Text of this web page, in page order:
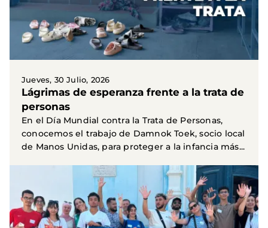
Jueves, 30 Julio, 2026
Lágrimas de esperanza frente a la trata de
personas
En el Día Mundial contra la Trata de Personas,
conocemos el trabajo de Damnok Toek, socio local
de Manos Unidas, para proteger a la infancia más...